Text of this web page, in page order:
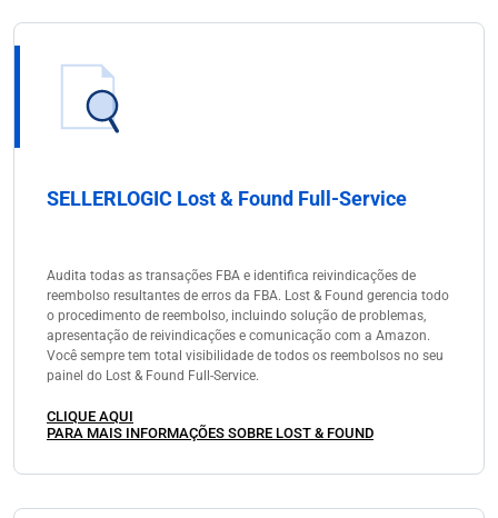
SELLERLOGIC Lost & Found Full-Service
Audita todas as transações FBA e identifica reivindicações de
reembolso resultantes de erros da FBA. Lost & Found gerencia todo
o procedimento de reembolso, incluindo solução de problemas,
apresentação de reivindicações e comunicação com a Amazon.
Você sempre tem total visibilidade de todos os reembolsos no seu
painel do Lost & Found Full-Service.
CLIQUE AQUI
PARA MAIS INFORMAÇÕES SOBRE LOST & FOUND